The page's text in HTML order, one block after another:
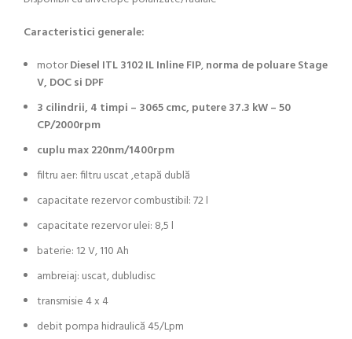
Caracteristici generale:
motorDiesel ITL 3102 IL Inline FIP,norma de poluare Stage
V, DOC si DPF
3 cilindrii, 4 timpi – 3065 cmc, putere 37.3 kW – 50
CP/2000rpm
cuplu max 220nm/1400rpm
filtru aer: filtru uscat ,etapă dublă
capacitate rezervor combustibil: 72 l
capacitate rezervor ulei: 8,5 l
baterie: 12 V, 110 Ah
ambreiaj: uscat, dubludisc
transmisie 4 x 4
debit pompa hidraulică 45/Lpm